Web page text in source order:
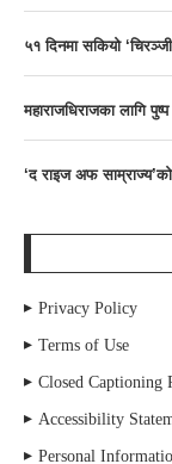
५१ दिनमा सकियो
महाराजधिराजका लागि
‘द राइज अफ
Privacy Policy
Terms of Use
Closed Captioning
Accessibility
Personal